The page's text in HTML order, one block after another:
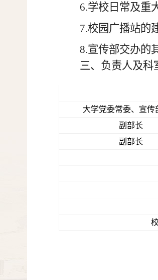
6.学校日常及重
7.校园广播站的
8.宣传部交办的
三、负责人及科
大学党委常委、宣传
副部长
副部长